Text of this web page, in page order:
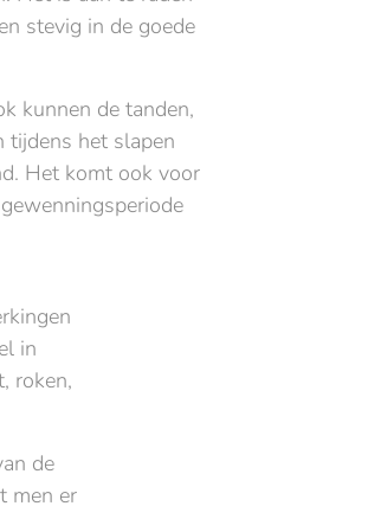
stevig in de goede
kunnen de tanden,
tijdens het slapen
Het komt ook voor
in
roken,
de
men er